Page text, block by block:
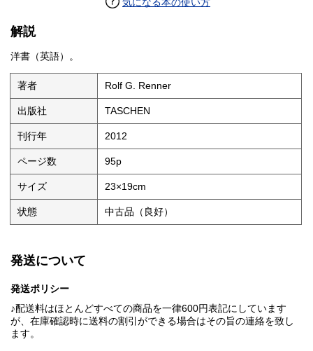
解説
洋書（英語）。
著者 Rolf G. Renner
出版社 TASCHEN
刊行年 2012
ページ数 95p
サイズ 23×19cm
状態 中古品（良好）
発送について
発送ポリシー
♪配送料はほとんどすべての商品を一律600円表記にしています
が、在庫確認時に送料の割引ができる場合はその旨の連絡を致し
ます。